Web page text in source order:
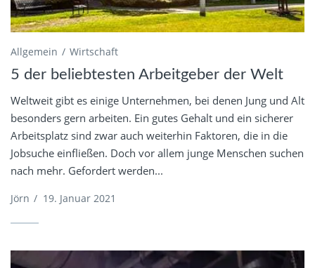
Allgemein Wirtschaft
5 der beliebtesten Arbeitgeber der Welt
Weltweit gibt es einige Unternehmen, bei denen Jung und Alt
besonders gern arbeiten. Ein gutes Gehalt und ein sicherer
Arbeitsplatz sind zwar auch weiterhin Faktoren, die in die
Jobsuche einfließen. Doch vor allem junge Menschen suchen
nach mehr. Gefordert werden...
Jörn / 19. Januar 2021